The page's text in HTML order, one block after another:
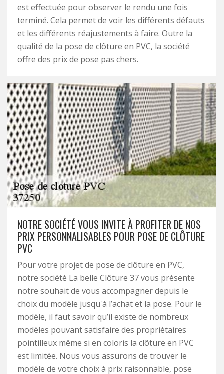
est effectuée pour observer le rendu une fois
terminé. Cela permet de voir les différents défauts
et les différents réajustements à faire. Outre la
qualité de la pose de clôture en PVC, la société
offre des prix de pose pas chers.
NOTRE SOCIÉTÉ VOUS INVITE À PROFITER DE NOS
PRIX PERSONNALISABLES POUR POSE DE CLÔTURE
PVC
Pour votre projet de pose de clôture en PVC,
notre société La belle Clôture 37 vous présente
notre souhait de vous accompagner depuis le
choix du modèle jusqu'à l’achat et la pose. Pour le
modèle, il faut savoir qu’il existe de nombreux
modèles pouvant satisfaire des propriétaires
pointilleux même si en coloris la clôture en PVC
est limitée. Nous vous assurons de trouver le
modèle de votre choix à prix raisonnable, pose